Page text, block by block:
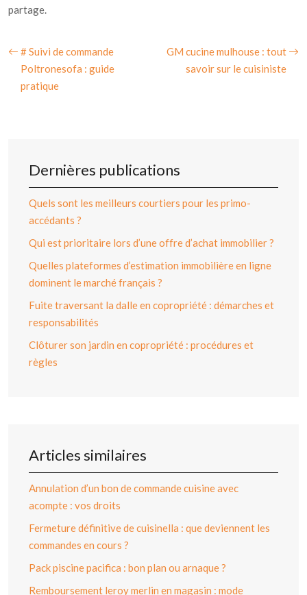
partage.
# Suivi de commande
Poltronesofa : guide
pratique
GM cucine mulhouse : tout
savoir sur le cuisiniste
Dernières publications
Quels sont les meilleurs courtiers pour les primo-
accédants ?
Qui est prioritaire lors d’une offre d’achat immobilier ?
Quelles plateformes d’estimation immobilière en ligne
dominent le marché français ?
Fuite traversant la dalle en copropriété : démarches et
responsabilités
Clôturer son jardin en copropriété : procédures et
règles
Articles similaires
Annulation d’un bon de commande cuisine avec
acompte : vos droits
Fermeture définitive de cuisinella : que deviennent les
commandes en cours ?
Pack piscine pacifica : bon plan ou arnaque ?
Remboursement leroy merlin en magasin : mode